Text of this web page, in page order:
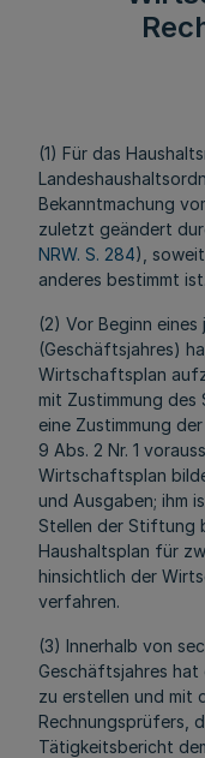
(1) Für das
Bekanntmachung
zuletzt geändert
NRW. S. 284),
anderes bestimmt ist.
(2) Vor Beginn eines
(Geschäftsjahres)
Wirtschaftsplan
mit Zustimmung
eine Zustimmung
9 Abs. 2 Nr. 1
Wirtschaftsplan
und Ausgaben; ihm
Stellen der Stiftung
Haushaltsplan für
hinsichtlich der
verfahren.
(3) Innerhalb von
Geschäftsjahres hat
zu erstellen und mit
Rechnungsprüfers,
Tätigkeitsbericht